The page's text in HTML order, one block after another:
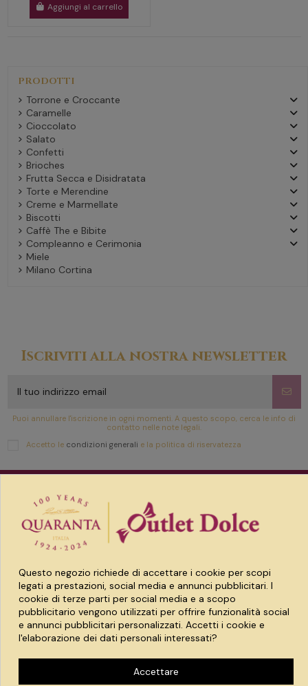
Aggiungi al carrello
PRODOTTI
Torrone e Croccante
Caramelle
Cioccolato
Salato
Confetti
Brioches
Frutta Secca e Disidratata
Torte e Merendine
Creme e Marmellate
Biscotti
Caffè The e Bibite
Compleanno e Cerimonia
Miele
Milano Cortina
Iscriviti alla nostra newsletter
Puoi annullare l'iscrizione in ogni momenti. A questo scopo, cerca le info di
contatto nelle note legali.
Accetto le condizioni generali e la politica di riservatezza
Link utili
Prodotti
Account
Spaccio quaranta srl
Via Treviglio 8 24043 Caravaggio (BG)
Questo negozio richiede di accettare i cookie per scopi
legati a prestazioni, social media e annunci pubblicitari. I
cookie di terze parti per social media e a scopo
pubblicitario vengono utilizzati per offrire funzionalità social
e annunci pubblicitari personalizzati. Accetti i cookie e
l'elaborazione dei dati personali interessati?
Accettare